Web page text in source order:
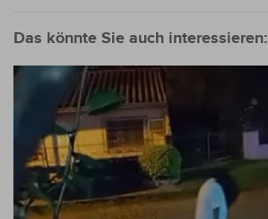
in die Datenbank
werden
Häuser,
Verkehrsstillstand
in Paraguay
Das könnte Sie auch interessieren: